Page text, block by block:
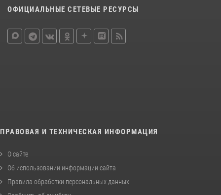
ОФИЦИАЛЬНЫЕ СЕТЕВЫЕ РЕСУРСЫ
ПРАВОВАЯ И ТЕХНИЧЕСКАЯ ИНФОРМАЦИЯ
О сайте
Об использовании информации сайта
Правила обработки персональных данных